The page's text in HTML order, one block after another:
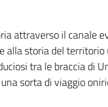
attraverso il canale
storia del
tra le braccia di
sorta di viaggio